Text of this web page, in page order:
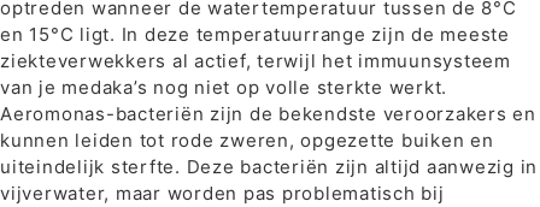
optreden wanneer de watertemperatuur tussen de 8°C
en 15°C ligt. In deze temperatuurrange zijn de meeste
ziekteverwekkers al actief, terwijl het immuunsysteem
van je medaka’s nog niet op volle sterkte werkt.
Aeromonas-bacteriën zijn de bekendste veroorzakers en
kunnen leiden tot rode zweren, opgezette buiken en
uiteindelijk sterfte. Deze bacteriën zijn altijd aanwezig in
vijverwater, maar worden pas problematisch bij